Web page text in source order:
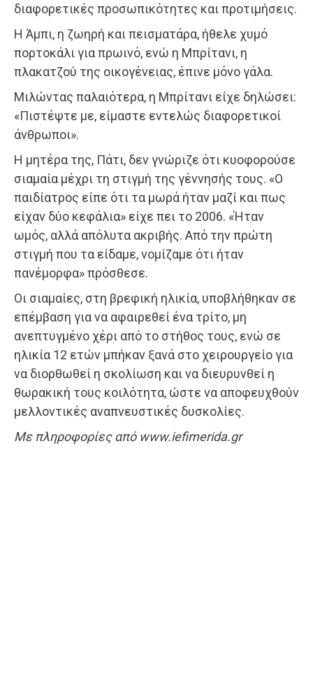
διαφορετικές προσωπικότητες και προτιμήσεις.
Η Άμπι, η ζωηρή και πεισματάρα, ήθελε χυμό
πορτοκάλι για πρωινό, ενώ η Μπρίτανι, η
πλακατζού της οικογένειας, έπινε μόνο γάλα.
Μιλώντας παλαιότερα, η Μπρίτανι είχε δηλώσει:
«Πιστέψτε με, είμαστε εντελώς διαφορετικοί
άνθρωποι».
Η μητέρα της, Πάτι, δεν γνώριζε ότι κυοφορούσε
σιαμαία μέχρι τη στιγμή της γέννησής τους. «Ο
παιδίατρος είπε ότι τα μωρά ήταν μαζί και πως
είχαν δύο κεφάλια» είχε πει το 2006. «Ήταν
ωμός, αλλά απόλυτα ακριβής. Από την πρώτη
στιγμή που τα είδαμε, νομίζαμε ότι ήταν
πανέμορφα» πρόσθεσε.
Οι σιαμαίες, στη βρεφική ηλικία, υποβλήθηκαν σε
επέμβαση για να αφαιρεθεί ένα τρίτο, μη
ανεπτυγμένο χέρι από το στήθος τους, ενώ σε
ηλικία 12 ετών μπήκαν ξανά στο χειρουργείο για
να διορθωθεί η σκολίωση και να διευρυνθεί η
θωρακική τους κοιλότητα, ώστε να αποφευχθούν
μελλοντικές αναπνευστικές δυσκολίες.
Με πληροφορίες από www.iefimerida.gr